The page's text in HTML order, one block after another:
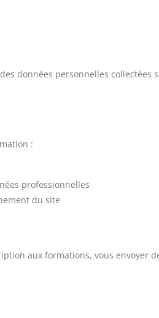
données personnelles
:
professionnelles
du site
aux formations, vous envoyer